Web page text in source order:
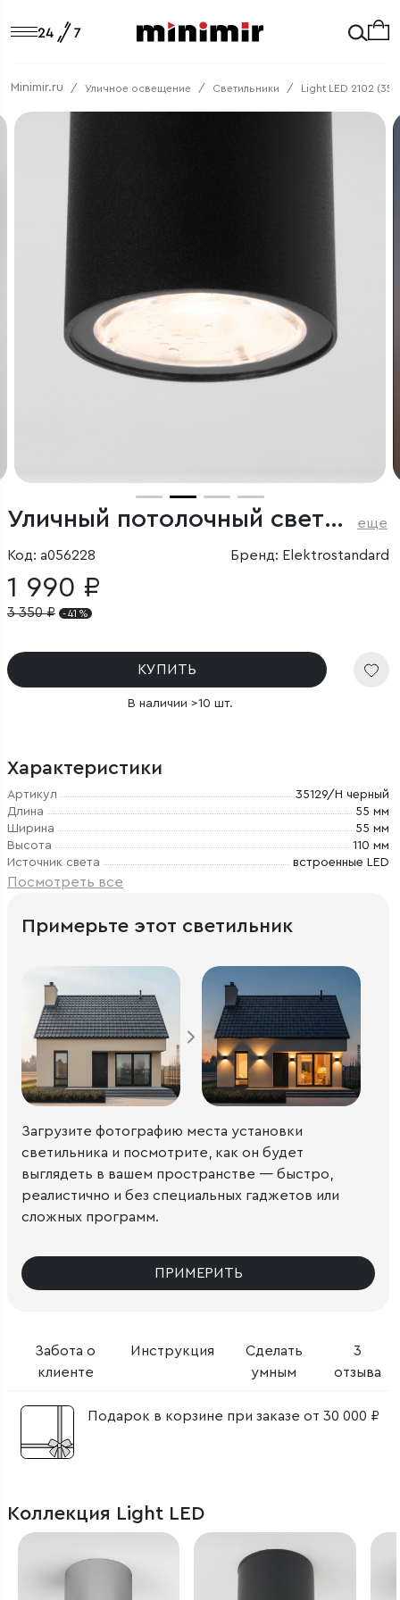
Minimir.ru Уличное освещение Светильники Light LED 2102
Уличный потолочный светильник Light LED IP65 еще
Код: a056228 Бренд: Elektrostandard
1 990 ₽
3 350₽ - 41 %
КУПИТЬ
В наличии >10 шт.
Характеристики
Артикул
35129/H черный
Длина
55 мм
Ширина
55 мм
Высота
110 мм
Источник света
встроенные LED
Посмотреть все
Забота о
клиенте
Инструкция
Сделать
умным
3
отзыва
Подарок в корзине при заказе от 30 000 ₽
Примерьте этот светильник
Загрузите фотографию места установки
светильника и посмотрите, как он будет
выглядеть в вашем пространстве — быстро,
реалистично и без специальных гаджетов или
сложных программ.
ПРИМЕРИТЬ
Коллекция Light LED